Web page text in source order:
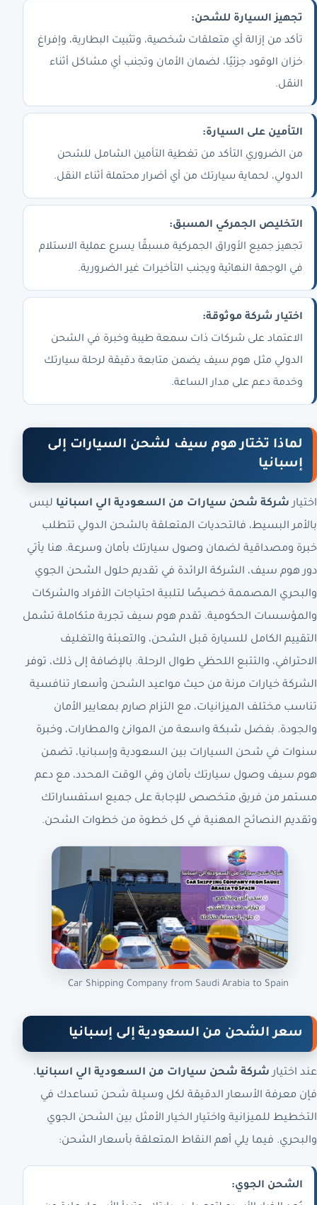
تجهيز السيارة للشحن:
تأكد من إزالة أي متعلقات شخصية، وتثبيت البطارية، وإفراغ
خزان الوقود جزئيًا، لضمان الأمان وتجنب أي مشاكل أثناء
النقل.
التأمين على السيارة:
من الضروري التأكد من تغطية التأمين الشامل للشحن
الدولي، لحماية سيارتك من أي أضرار محتملة أثناء النقل.
التخليص الجمركي المسبق:
تجهيز جميع الأوراق الجمركية مسبقًا يسرع عملية الاستلام
في الوجهة النهائية ويجنب التأخيرات غير الضرورية.
اختيار شركة موثوقة:
الاعتماد على شركات ذات سمعة طيبة وخبرة في الشحن
الدولي مثل هوم سيف يضمن متابعة دقيقة لرحلة سيارتك
وخدمة دعم على مدار الساعة.
لماذا تختار هوم سيف لشحن السيارات إلى
إسبانيا
اختيار شركة شحن سيارات من السعودية الي اسبانيا ليس
بالأمر البسيط، فالتحديات المتعلقة بالشحن الدولي تتطلب
خبرة ومصداقية لضمان وصول سيارتك بأمان وسرعة. هنا يأتي
دور هوم سيف، الشركة الرائدة في تقديم حلول الشحن الجوي
والبحري المصممة خصيصًا لتلبية احتياجات الأفراد والشركات
والمؤسسات الحكومية. تقدم هوم سيف تجربة متكاملة تشمل
التقييم الكامل للسيارة قبل الشحن، والتعبئة والتغليف
الاحترافي، والتتبع اللحظي طوال الرحلة. بالإضافة إلى ذلك، توفر
الشركة خيارات مرنة من حيث مواعيد الشحن وأسعار تنافسية
تناسب مختلف الميزانيات، مع التزام صارم بمعايير الأمان
والجودة. بفضل شبكة واسعة من الموانئ والمطارات، وخبرة
سنوات في شحن السيارات بين السعودية وإسبانيا، تضمن
هوم سيف وصول سيارتك بأمان وفي الوقت المحدد، مع دعم
مستمر من فريق متخصص للإجابة على جميع استفساراتك
وتقديم النصائح المهنية في كل خطوة من خطوات الشحن.
Car Shipping Company from Saudi Arabia to Spain
سعر الشحن من السعودية إلى إسبانيا
عند اختيار شركة شحن سيارات من السعودية الي اسبانيا،
فإن معرفة الأسعار الدقيقة لكل وسيلة شحن تساعدك في
التخطيط للميزانية واختيار الخيار الأمثل بين الشحن الجوي
والبحري. فيما يلي أهم النقاط المتعلقة بأسعار الشحن:
الشحن الجوي: